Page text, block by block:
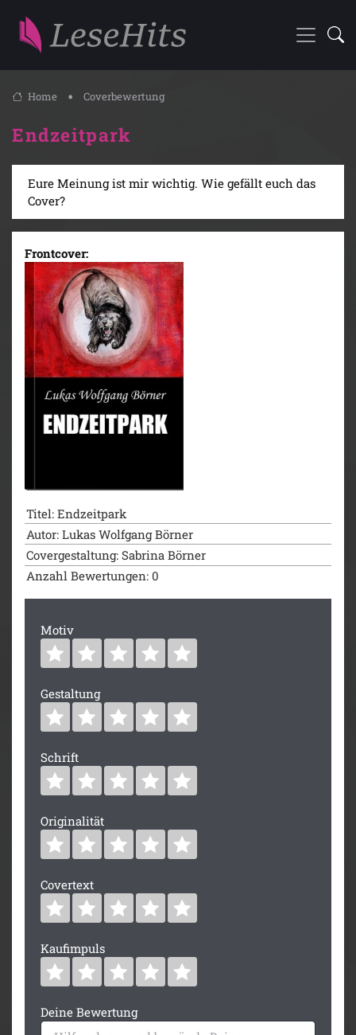
Home Coverbewertung
Endzeitpark
Eure Meinung ist mir wichtig. Wie gefällt euch das
Cover?
Frontcover:
Titel: Endzeitpark
Autor: Lukas Wolfgang Börner
Covergestaltung: Sabrina Börner
Anzahl Bewertungen: 0
Motiv
Gestaltung
Schrift
Originalität
Covertext
Kaufimpuls
Deine Bewertung